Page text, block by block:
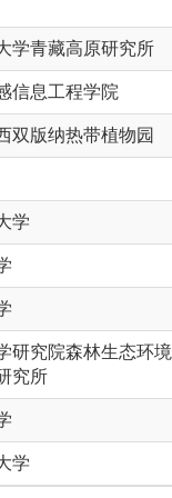
学青藏高原研究所
信息工程学院
双版纳热带植物园
学
研究院森林生态环境
究所
学